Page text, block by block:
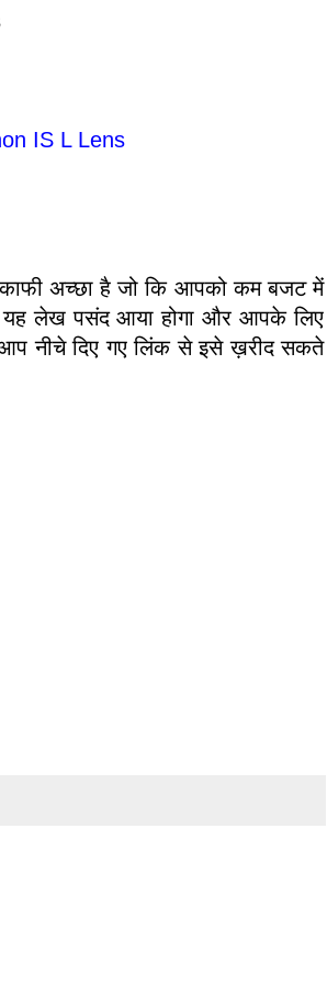
IS L Lens
अच्छा है जो कि आपको कम बजट में
यह लेख पसंद आया होगा और आपके लिए
नीचे दिए गए लिंक से इसे ख़रीद सकते